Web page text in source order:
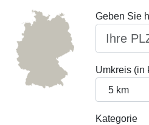
Geben Sie
Umkreis (in
Kategorie